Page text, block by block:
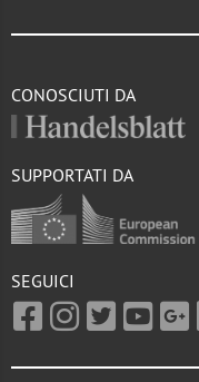
CONOSCIUTI DA
SUPPORTATI DA
SEGUICI